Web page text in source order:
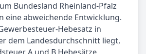
Bundesland Rheinland-Pfalz
eine abweichende Entwicklung.
Hebesatz in
dem Landesdurchschnitt liegt,